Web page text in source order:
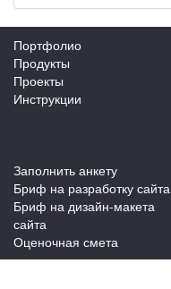
Портфолио
Продукты
Проекты
Инструкции
Заполнить анкету
Бриф на разработку сайта
Бриф на дизайн-макета
сайта
Оценочная смета